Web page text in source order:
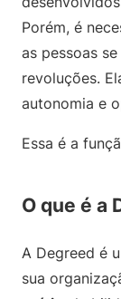
Porém, é
as pessoas
revoluções.
autonomia e
Essa é a
O que é a
A Degreed é
sua